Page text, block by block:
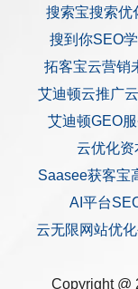
搜索宝搜索优
搜到你SEO
拓客宝云营销
艾迪顿云推广
艾迪顿GEO
云优化资
Saasee获客宝
AI平台
云无限网站优化
Copyright @